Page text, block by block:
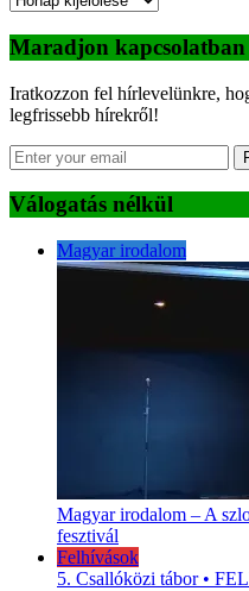
Maradjon kapcsolatban
Iratkozzon fel hírlevelünkre,
legfrissebb hírekről!
Válogatás nélkül
Magyar irodalom
Magyar irodalom – A
fesztivál
Felhívások
5. Csallóközi tábor •